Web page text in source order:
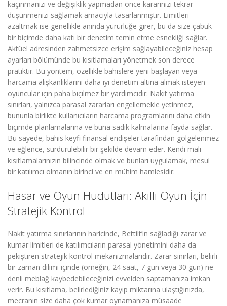
kaçınmanızı ve değişiklik yapmadan önce kararınızı tekrar
düşünmenizi sağlamak amacıyla tasarlanmıştır. Limitleri
azaltmak ise genellikle anında yürürlüğe girer, bu da size çabuk
bir biçimde daha katı bir denetim temin etme esnekliği sağlar.
Aktüel adresinden zahmetsizce erişim sağlayabileceğiniz hesap
ayarları bölümünde bu kısıtlamaları yönetmek son derece
pratiktir. Bu yöntem, özellikle bahislere yeni başlayan veya
harcama alışkanlıklarını daha iyi denetim altına almak isteyen
oyuncular için paha biçilmez bir yardımcıdır. Nakit yatırma
sınırları, yalnızca parasal zararları engellemekle yetinmez,
bununla birlikte kullanıcıların harcama programlarını daha etkin
biçimde planlamalarına ve buna sadık kalmalarına fayda sağlar.
Bu sayede, bahis keyfi finansal endişeler tarafından gölgelenmez
ve eğlence, sürdürülebilir bir şekilde devam eder. Kendi mali
kısıtlamalarınızın bilincinde olmak ve bunları uygulamak, mesul
bir katılımcı olmanın birinci ve en mühim hamlesidir.
Hasar ve Oyun Hudutları: Akıllı Oyun İçin
Stratejik Kontrol
Nakit yatırma sınırlarının haricinde, Bettilt’in sağladığı zarar ve
kumar limitleri de katılımcıların parasal yönetimini daha da
pekiştiren stratejik kontrol mekanizmalarıdır. Zarar sınırları, belirli
bir zaman dilimi içinde (örneğin, 24 saat, 7 gün veya 30 gün) ne
denli meblağ kaybedebileceğinizi evvelden saptamanıza imkan
verir. Bu kısıtlama, belirlediğiniz kayıp miktarına ulaştığınızda,
mecranın size daha çok kumar oynamanıza müsaade